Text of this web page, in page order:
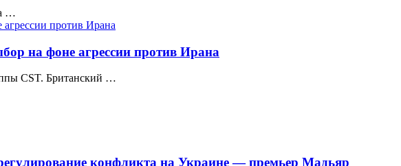
…
на фоне агрессии против Ирана
CST. Британский …
конфликта на Украине — премьер Мадьяр